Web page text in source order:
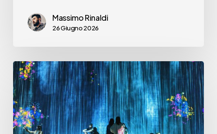
Massimo Rinaldi
26 Giugno 2026
Ma
ha
ancora
senso
parlare